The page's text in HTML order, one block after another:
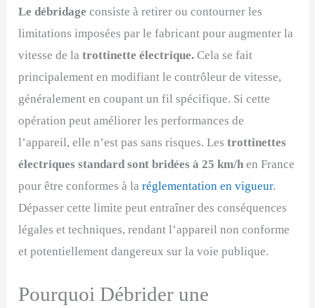
Le débridage consiste à retirer ou contourner les
limitations imposées par le fabricant pour augmenter la
vitesse de latrottinette électrique. Cela se fait
principalement en modifiant le contrôleur de vitesse,
généralement en coupant un fil spécifique. Si cette
opération peut améliorer les performances de
l’appareil, elle n’est pas sans risques. Lestrottinettes
électriques standard sont bridées à 25 km/h en France
pour être conformes à laréglementation en vigueur.
Dépasser cette limite peut entraîner des conséquences
légales et techniques, rendant l’appareil non conforme
et potentiellement dangereux sur la voie publique.
Pourquoi Débrider une